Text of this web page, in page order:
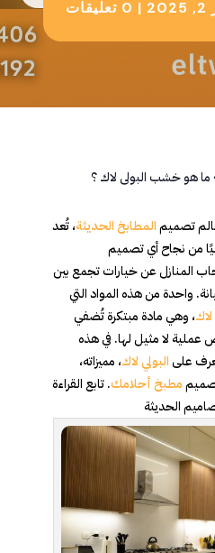
| 0 تعليقات
ما هو خشب البولى لاك ؟
تصميمالمطابخ الحديثة، تُعد
من نجاح أي تصميم
المنازل عن خيارات تجمع بين
واحدة من هذه المواد التي
لاك، وهي مادة مبتكرة تُضفي
عملية لا مثيل لها. في هذه
علىالبولي لاك، مميزاته،
مطبخ أحلامك. تابع القراءة
الحديثة